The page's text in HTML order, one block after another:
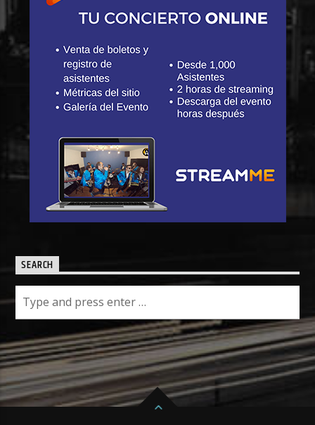
SEARCH